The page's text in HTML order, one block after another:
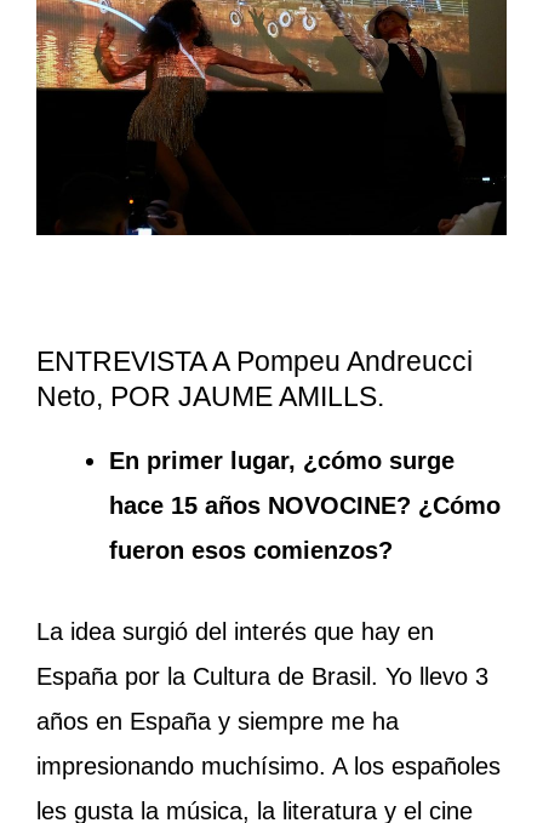
ENTREVISTA A Pompeu Andreucci
Neto, POR JAUME AMILLS.
En primer lugar, ¿cómo surge
hace 15 años NOVOCINE? ¿Cómo
fueron esos comienzos?
La idea surgió del interés que hay en
España por la Cultura de Brasil. Yo llevo 3
años en España y siempre me ha
impresionando muchísimo. A los españoles
les gusta la música, la literatura y el cine